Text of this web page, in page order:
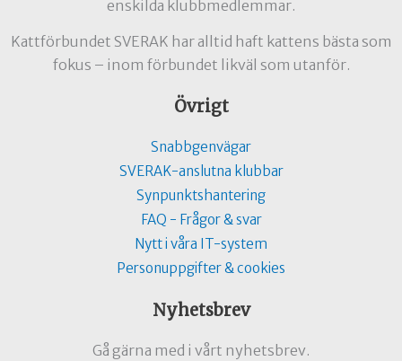
enskilda klubbmedlemmar.
Kattförbundet SVERAK har alltid haft kattens bästa som
fokus – inom förbundet likväl som utanför.
Övrigt
Snabbgenvägar
SVERAK-anslutna klubbar
Synpunktshantering
FAQ - Frågor & svar
Nytt i våra IT-system
Personuppgifter & cookies
Nyhetsbrev
Gå gärna med i vårt nyhetsbrev.